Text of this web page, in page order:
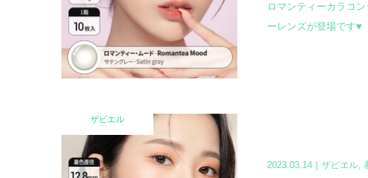
ロマンティーカラコ
ーレンズが登場です♥
ザピエル
2023.03.14 ザピエル ,